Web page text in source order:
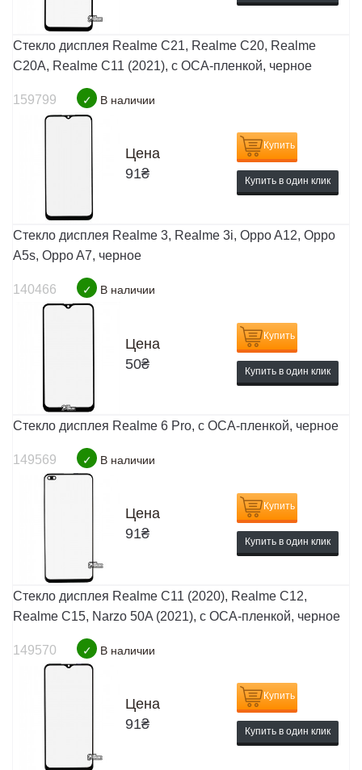
Стекло дисплея Realme C21, Realme C20, Realme
C20A, Realme C11 (2021), с OCA-пленкой, черное
159799 ✓ В наличии
Цена
91₴
Купить
Купить в один клик
Стекло дисплея Realme 3, Realme 3i, Oppo A12, Oppo
A5s, Oppo A7, черное
140466 ✓ В наличии
Цена
50₴
Купить
Купить в один клик
Стекло дисплея Realme 6 Pro, с OCA-пленкой, черное
149569 ✓ В наличии
Цена
91₴
Купить
Купить в один клик
Стекло дисплея Realme C11 (2020), Realme C12,
Realme C15, Narzo 50A (2021), с OCA-пленкой, черное
149570 ✓ В наличии
Цена
91₴
Купить
Купить в один клик